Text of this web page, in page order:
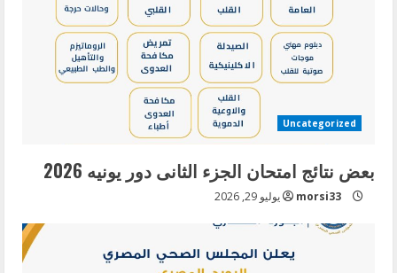
Uncategorized
بعض نتائج امتحان الجزء الثانى دور يونيه 2026
morsi33 يوليو 29, 2026